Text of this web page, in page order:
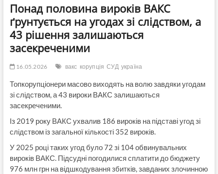
Понад половина вироків ВАКС
ґрунтується на угодах зі слідством, а
43 рішення залишаються
засекреченими
16.05.2026 вакс корупція СУД україна
Топкорупціонери масово виходять на волю завдяки угодам
зі слідством, а 43 вироки ВАКС залишаються
засекреченими.
Із 2019 року ВАКС ухвалив 186 вироків на підставі угод зі
слідством із загальної кількості 352 вироків.
У 2025 році таких угод було 72 зі 104 обвинувальних
вироків ВАКС. Підсудні погодилися сплатити до бюджету
976 млн грн на відшкодування збитків, завданих злочинною